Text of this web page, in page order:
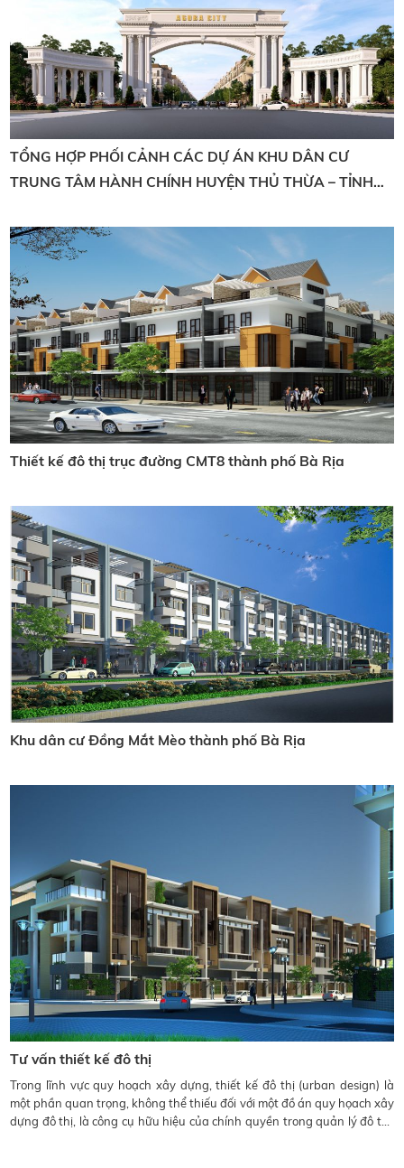
TỔNG HỢP PHỐI CẢNH CÁC DỰ ÁN KHU DÂN CƯ
TRUNG TÂM HÀNH CHÍNH HUYỆN THỦ THỪA – TỈNH
Thiết kế đô thị trục đường CMT8 thành phố Bà Rịa
Khu dân cư Đồng Mắt Mèo thành phố Bà Rịa
Tư vấn thiết kế đô thị
Trong lĩnh vực quy hoạch xây dựng, thiết kế đô thị (urban design) là
một phần quan trọng, không thể thiếu đối với một đồ án quy họach xây
dựng đô thị, là công cụ hữu hiệu của chính quyền trong quản lý đô thị.